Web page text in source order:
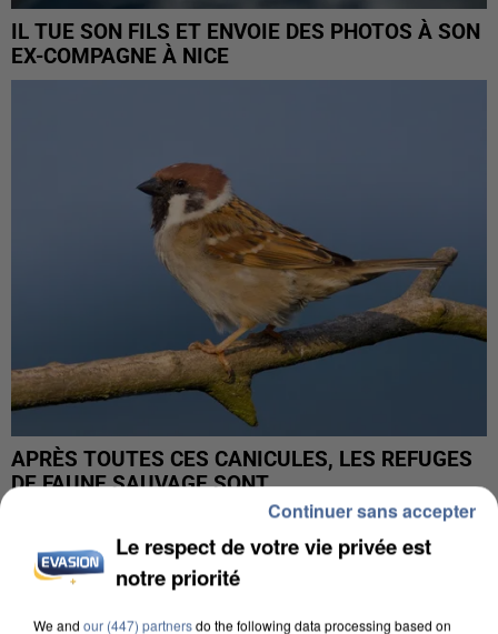
IL TUE SON FILS ET ENVOIE DES PHOTOS À SON
EX-COMPAGNE À NICE
APRÈS TOUTES CES CANICULES, LES REFUGES
DE FAUNE SAUVAGE SONT...
Le respect de votre vie privée est
notre priorité
We and our (447) partnersdo the following data processing based on
Continuer sans accepter